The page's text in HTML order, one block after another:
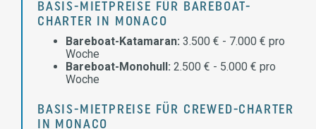
BASIS-MIETPREISE FÜR BAREBOAT-
CHARTER IN MONACO
Bareboat-Katamaran: 3.500 € - 7.000 € pro
Woche
Bareboat-Monohull: 2.500 € - 5.000 € pro
Woche
BASIS-MIETPREISE FÜR CREWED-CHARTER
IN MONACO